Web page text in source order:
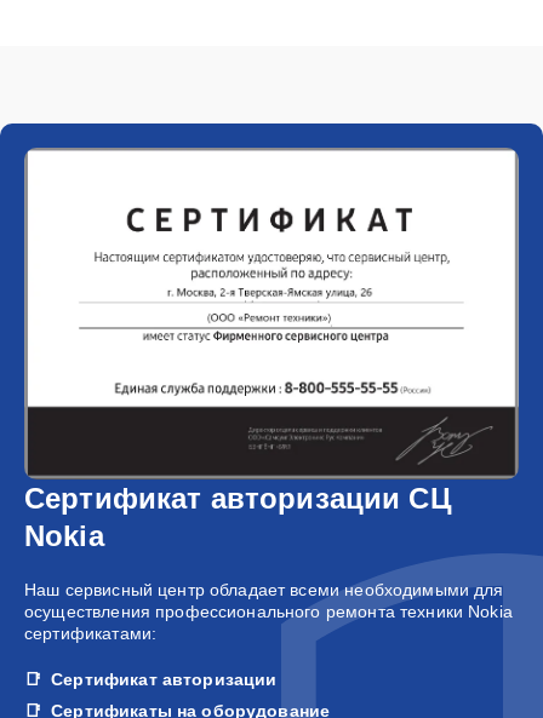
Сертификат авторизации СЦ
Nokia
Наш сервисный центр обладает всеми необходимыми для
осуществления профессионального ремонта техники Nokia
сертификатами:
Сертификат авторизации
Сертификаты на оборудование